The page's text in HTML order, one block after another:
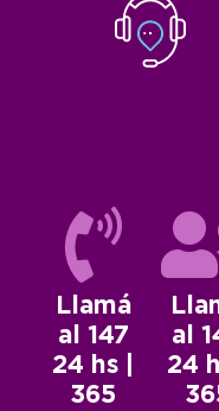
Llamá
al 147
24 hs |
365
al
24